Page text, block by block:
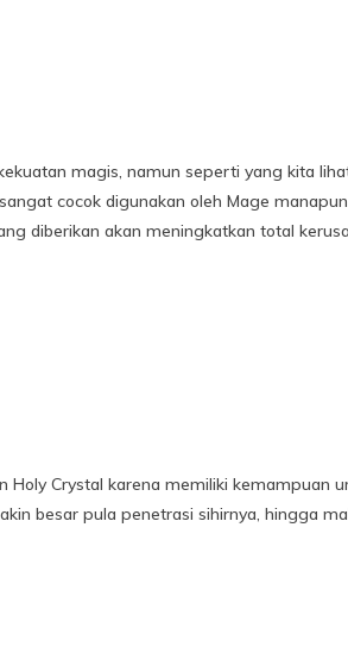
magis, namun seperti yang kita
cocok digunakan oleh Mage
diberikan akan meningkatkan total
Crystal karena memiliki kemampuan
besar pula penetrasi sihirnya, hingga